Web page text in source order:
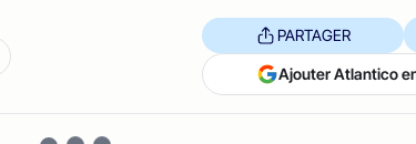
PARTAGER
Ajouter Atlantico